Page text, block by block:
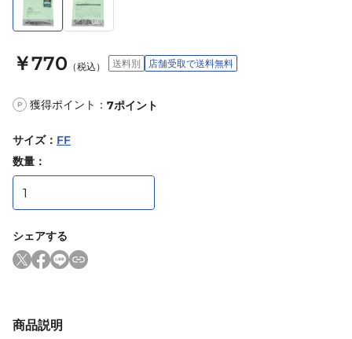
￥770 （税込） 送料別 店舗受取で送料無料
P 獲得ポイント： 7ポイント
サイズ： FF
数量：
シェアする
商品説明